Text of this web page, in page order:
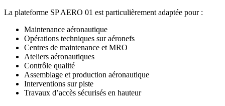
La plateforme SP AERO 01 est particulièrement adaptée pour :
Maintenance aéronautique
Opérations techniques sur aéronefs
Centres de maintenance et MRO
Ateliers aéronautiques
Contrôle qualité
Assemblage et production aéronautique
Interventions sur piste
Travaux d’accès sécurisés en hauteur